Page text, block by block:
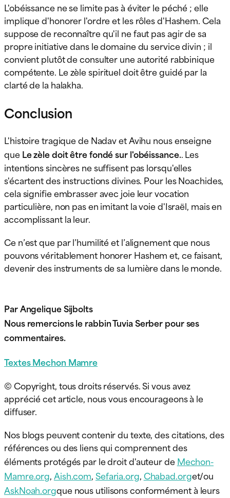
L'obéissance ne se limite pas à éviter le péché ; elle
implique d'honorer l'ordre et les rôles d'Hashem. Cela
suppose de reconnaître qu'il ne faut pas agir de sa
propre initiative dans le domaine du service divin ; il
convient plutôt de consulter une autorité rabbinique
compétente. Le zèle spirituel doit être guidé par la
clarté de la halakha.
Conclusion
L'histoire tragique de Nadav et Avihu nous enseigne
queLe zèle doit être fondé sur l'obéissance.. Les
intentions sincères ne suffisent pas lorsqu'elles
s'écartent des instructions divines. Pour les Noachides,
cela signifie embrasser avec joie leur vocation
particulière, non pas en imitant la voie d'Israël, mais en
accomplissant la leur.
Ce n’est que par l’humilité et l’alignement que nous
pouvons véritablement honorer Hashem et, ce faisant,
devenir des instruments de sa lumière dans le monde.
Par Angelique Sijbolts
Nous remercions le rabbin Tuvia Serber pour ses
commentaires.
Textes Mechon Mamre
© Copyright, tous droits réservés. Si vous avez
apprécié cet article, nous vous encourageons à le
diffuser.
Nos blogs peuvent contenir du texte, des citations, des
références ou des liens qui comprennent des
éléments protégés par le droit d'auteur deMechon-
Mamre.org,Aish.com,Sefaria.org,Chabad.orget/ou
AskNoah.orgque nous utilisons conformément à leurs